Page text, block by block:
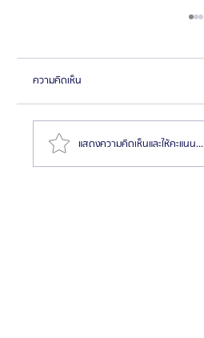
ความคิดเห็น
แสดงความคิดเห็นและให้คะแนน...